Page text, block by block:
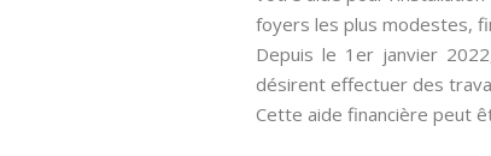
foyers les plus modestes,
Depuis le 1er janvier
désirent effectuer des
Cette aide financière peut